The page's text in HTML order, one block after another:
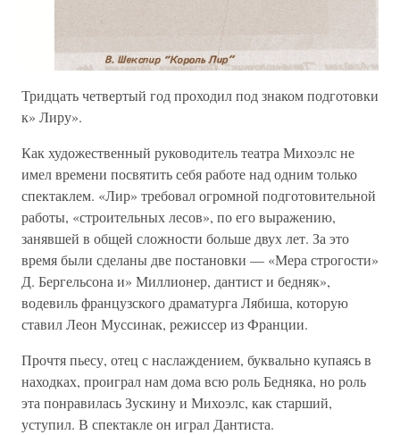
Тридцать четвертый год проходил под знаком подготовки
к» Лиру».
Как художественный руководитель театра Михоэлс не
имел времени посвятить себя работе над одним только
спектаклем. «Лир» требовал огромной подготовительной
работы, «строительных лесов», по его выражению,
занявшей в общей сложности больше двух лет. За это
время были сделаны две постановки — «Мера строгости»
Д. Бергельсона и» Миллионер, дантист и бедняк»,
водевиль французского драматурга Лябиша, которую
ставил Леон Муссинак, режиссер из Франции.
Прочтя пьесу, отец с наслаждением, буквально купаясь в
находках, проиграл нам дома всю роль Бедняка, но роль
эта понравилась Зускину и Михоэлс, как старший,
уступил. В спектакле он играл Дантиста.